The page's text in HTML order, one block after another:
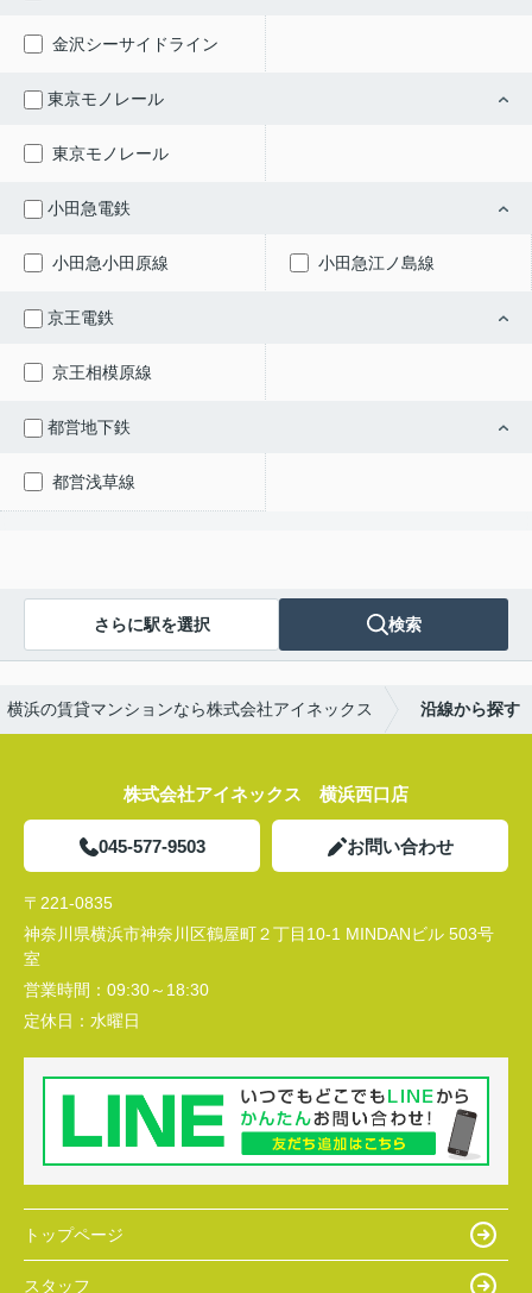
金沢シーサイドライン
東京モノレール
東京モノレール
小田急電鉄
小田急小田原線 小田急江ノ島線
京王電鉄
京王相模原線
都営地下鉄
都営浅草線
さらに駅を選択 検索
横浜の賃貸マンションなら株式会社アイネックス 沿線から探す
株式会社アイネックス 横浜西口店
045-577-9503 お問い合わせ
〒221-0835
神奈川県横浜市神奈川区鶴屋町２丁目10-1 MINDANビル 503号
室
営業時間： 09:30～18:30
定休日： 水曜日
トップページ
スタッフ